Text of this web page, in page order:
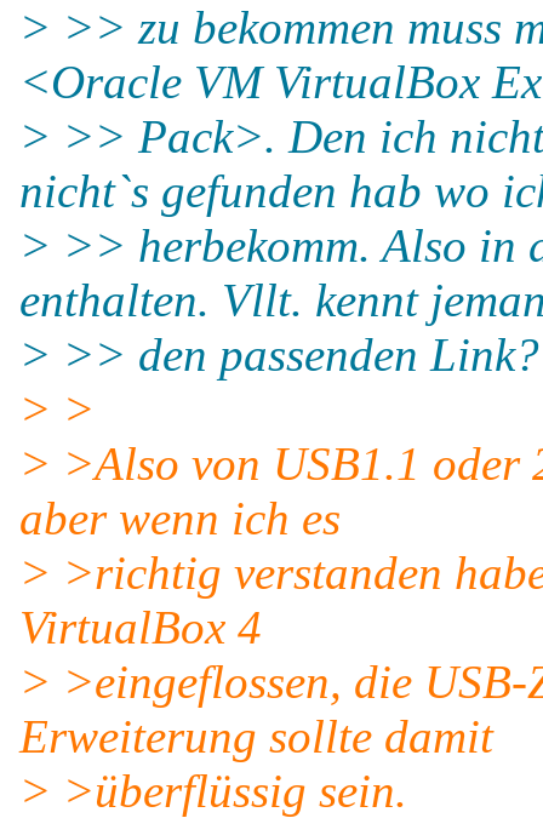
> >> zu bekommen muss
<Oracle VM VirtualBox
> >> Pack>. Den ich
nicht`s gefunden hab wo
> >> herbekomm. Also in
enthalten. Vllt. kennt
> >> den passenden
> >
> >Also von USB1.1 oder
aber wenn ich es
> >richtig verstanden
VirtualBox 4
> >eingeflossen, die
Erweiterung sollte damit
> >überflüssig sein.